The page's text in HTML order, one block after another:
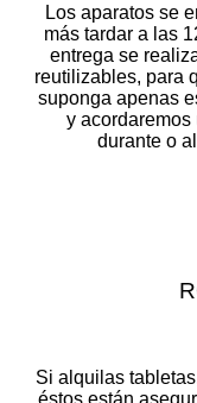
Los aparatos se
más tardar a las
entrega se
reutilizables, para
suponga apenas
y acordaremos
durante o
Si alquilas
éstos están